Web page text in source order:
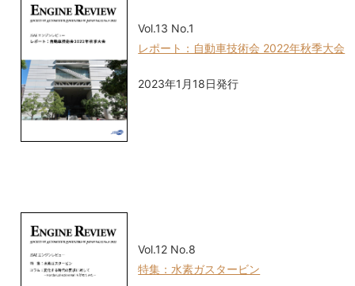
Vol.13 No.1
レポート：自動車技術会 2022年秋季大会
2023年1月18日発行
Vol.12 No.8
特集：水素ガスタービン